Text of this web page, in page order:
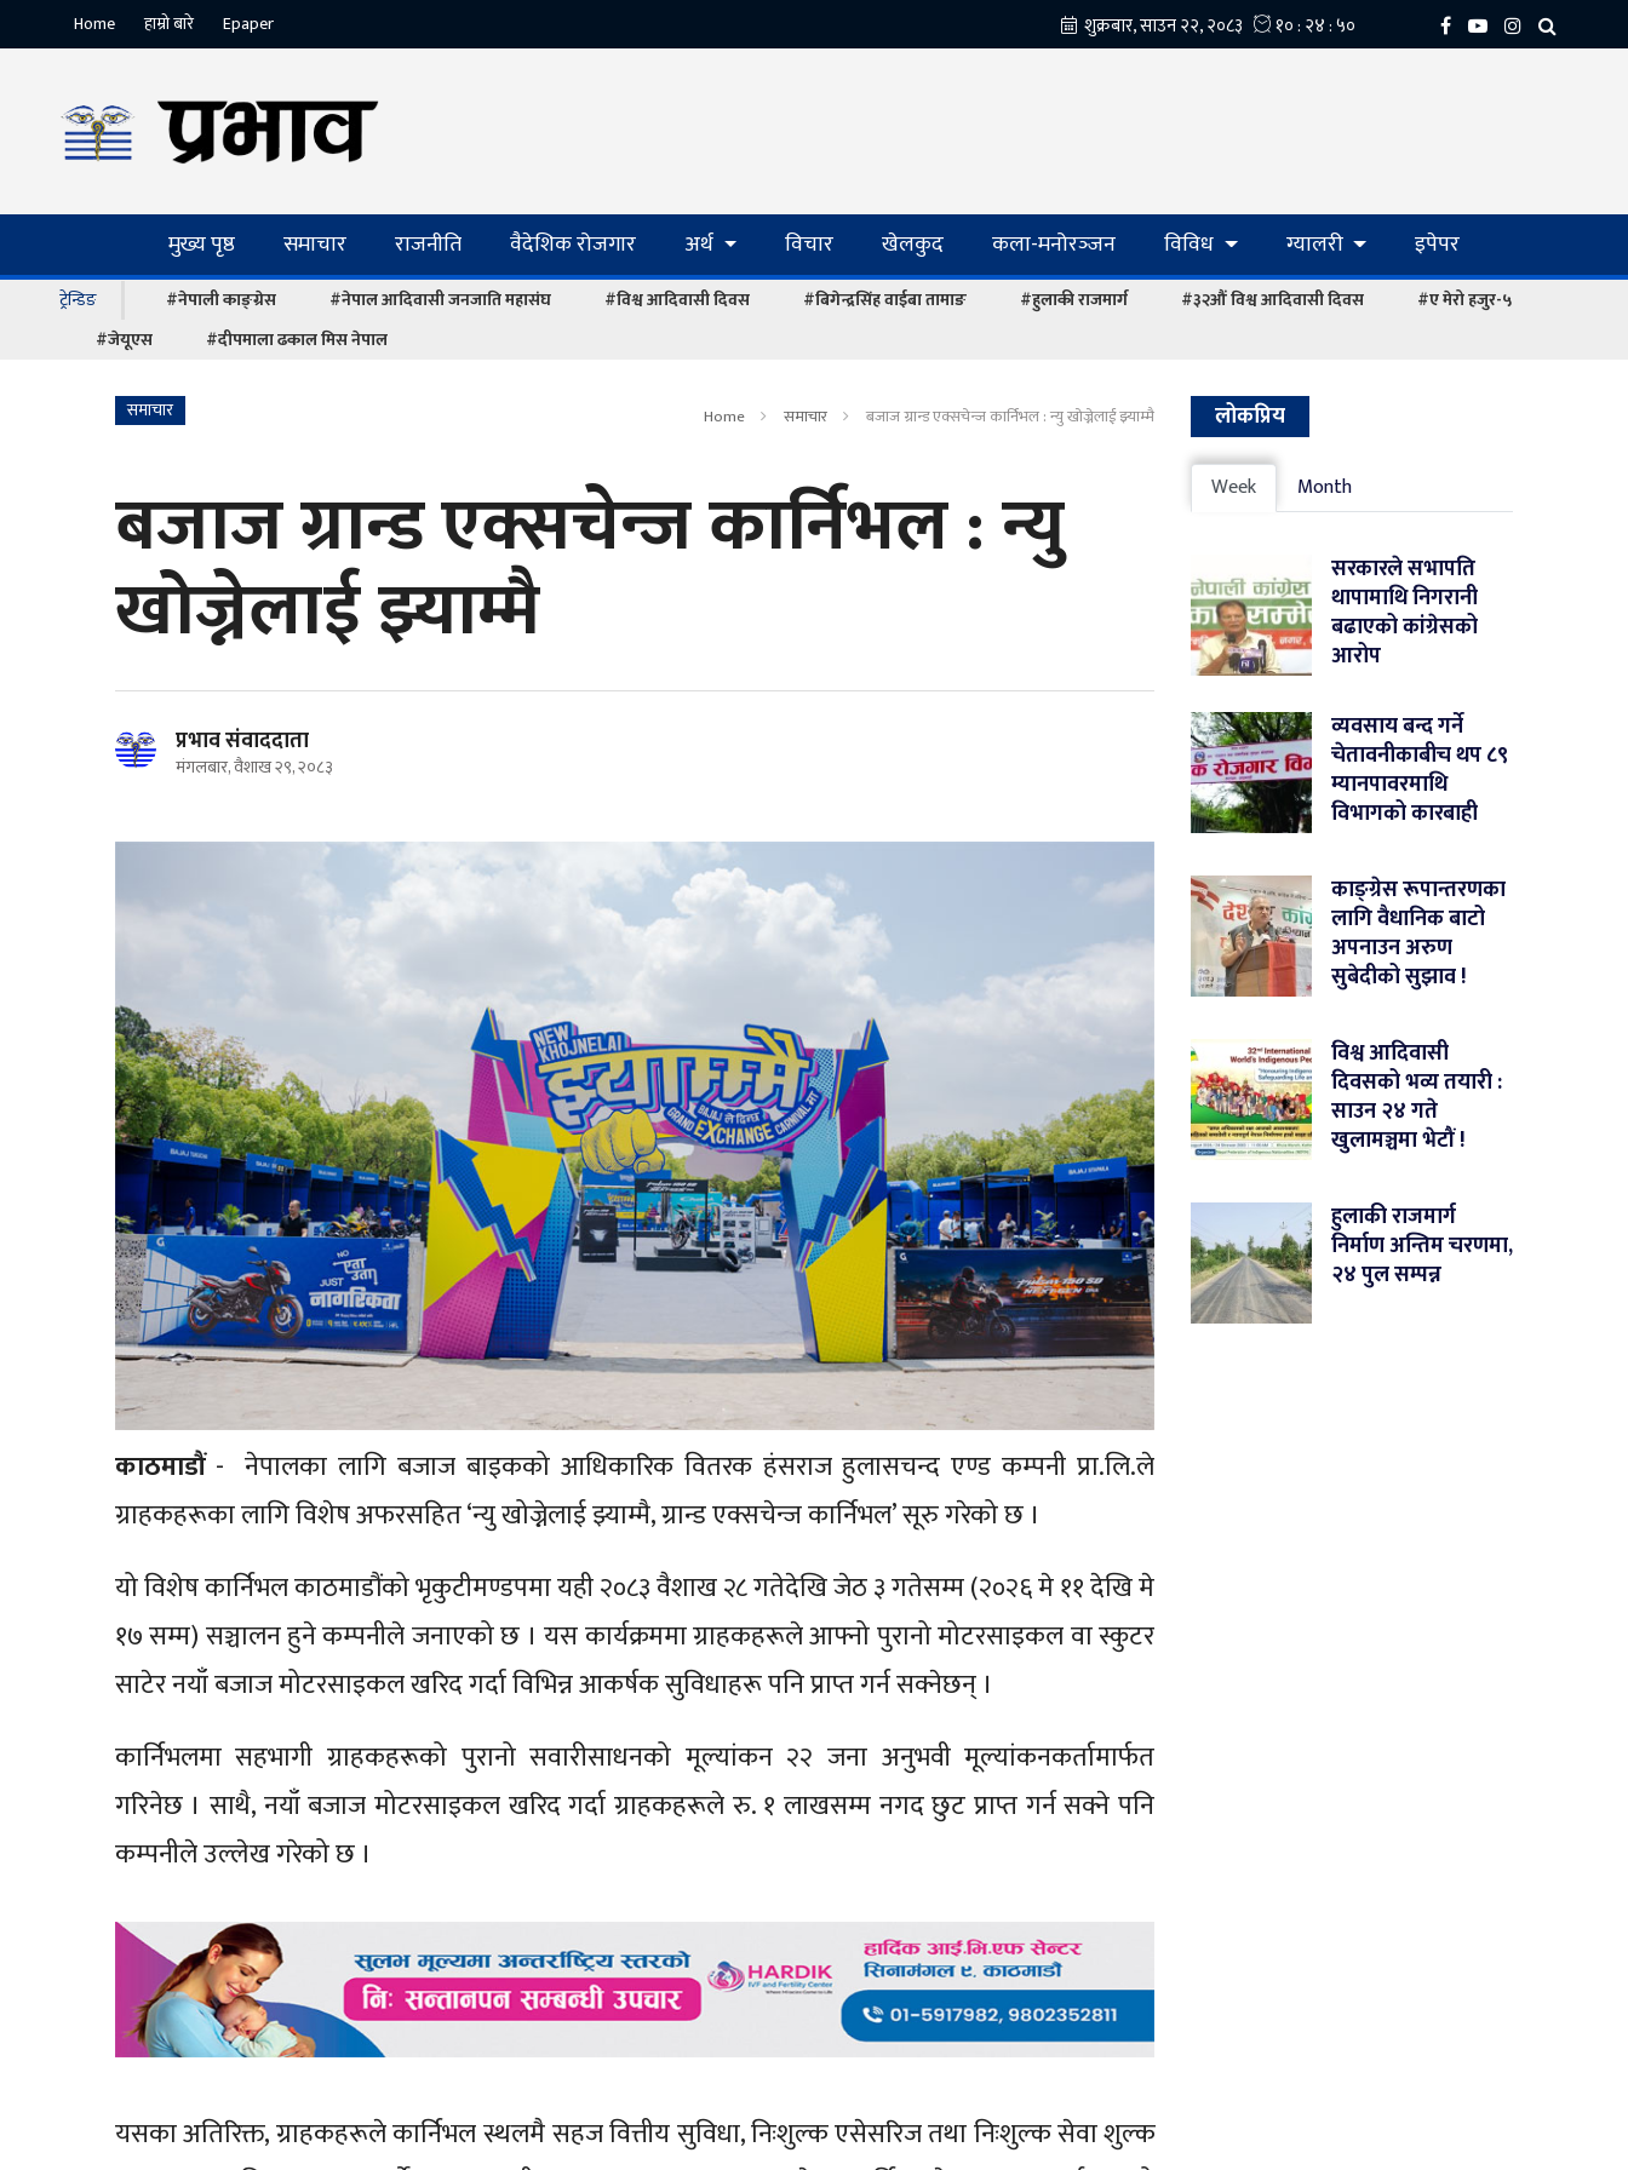
Home हाम्रो बारे Epaper
मुख्य पृष्ठ समाचार राजनीति वैदेशिक रोजगार अर्थ विचार खेलकुद कला-मनोरञ्‍जन विविध ग्यालरी इपेपर
ट्रेन्डिङ #नेपाली काङ्ग्रेस #नेपाल आदिवासी जनजाति महासंघ #विश्व आदिवासी दिवस #बिगेन्द्रसिंह वाईबा तामाङ #हुलाकी राजमार्ग #३२औं विश्व आदिवासी दिवस
#ए मेरो हजुर-५
#जेयूएस
#दीपमाला ढकाल मिस नेपाल
समाचार Home समाचार बजाज ग्रान्ड एक्सचेन्ज कार्निभल : न्यु खोज्नेलाई झ्याम्मै
बजाज ग्रान्ड एक्सचेन्ज कार्निभल : न्यु
खोज्नेलाई झ्याम्मै
प्रभाव संवाददाता
मंगलबार, वैशाख २९, २०८३
काठमाडौं - नेपालका लागि बजाज बाइकको आधिकारिक वितरक हंसराज हुलासचन्द एण्ड कम्पनी प्रा.लि.ले
ग्राहकहरूका लागि विशेष अफरसहित ‘न्यु खोज्नेलाई झ्याम्मै, ग्रान्ड एक्सचेन्ज कार्निभल’ सूरु गरेको छ ।
यो विशेष कार्निभल काठमाडौंको भृकुटीमण्डपमा यही २०८३ वैशाख २८ गतेदेखि जेठ ३ गतेसम्म (२०२६ मे ११ देखि मे
१७ सम्म) सञ्चालन हुने कम्पनीले जनाएको छ । यस कार्यक्रममा ग्राहकहरूले आफ्नो पुरानो मोटरसाइकल वा स्कुटर
साटेर नयाँ बजाज मोटरसाइकल खरिद गर्दा विभिन्न आकर्षक सुविधाहरू पनि प्राप्त गर्न सक्नेछन् ।
कार्निभलमा सहभागी ग्राहकहरूको पुरानो सवारीसाधनको मूल्यांकन २२ जना अनुभवी मूल्यांकनकर्तामार्फत
गरिनेछ । साथै, नयाँ बजाज मोटरसाइकल खरिद गर्दा ग्राहकहरूले रु. १ लाखसम्म नगद छुट प्राप्त गर्न सक्ने पनि
कम्पनीले उल्लेख गरेको छ ।
यसका अतिरिक्त, ग्राहकहरूले कार्निभल स्थलमै सहज वित्तीय सुविधा, निःशुल्क एसेसरिज तथा निःशुल्क सेवा शुल्क
लोकप्रिय
Week Month
सरकारले सभापति
थापामाथि निगरानी
बढाएको कांग्रेसको
आरोप
व्यवसाय बन्द गर्ने
चेतावनीकाबीच थप ८९
म्यानपावरमाथि
विभागको कारबाही
काङ्ग्रेस रूपान्तरणका
लागि वैधानिक बाटो
अपनाउन अरुण
सुबेदीको सुझाव !
विश्व आदिवासी
दिवसको भव्य तयारी :
साउन २४ गते
खुलामञ्चमा भेटौं !
हुलाकी राजमार्ग
निर्माण अन्तिम चरणमा,
२४ पुल सम्पन्न